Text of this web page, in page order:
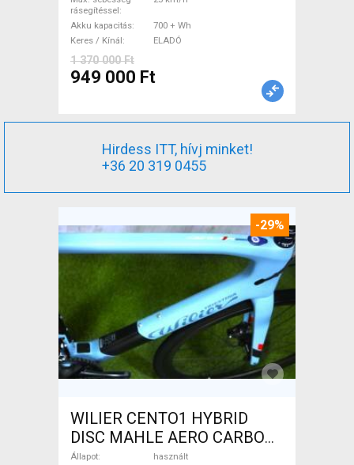
rásegítéssel
Akku kapacitás
700 + Wh
Keres / Kínál
ELADÓ
1 370 000 Ft
949 000 Ft
Hirdess ITT, hívj minket!
+36 20 319 0455
-29%
WILIER CENTO1 HYBRID
DISC MAHLE AERO CARBON
kerekek XL Elektromos
Állapot
használt